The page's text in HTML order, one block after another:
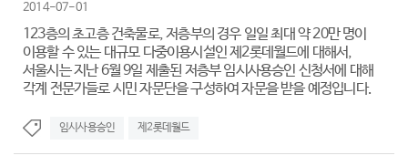
2014-07-01
123층의 초고층 건축물로, 저층부의 경우 일일 최대 약 20만 명이
이용할 수 있는 대규모 다중이용시설인 제2롯데월드에 대해서,
서울시는 지난 6월 9일 제출된 저층부 임시사용승인 신청서에 대해
각계 전문가들로 시민 자문단을 구성하여 자문을 받을 예정입니다.
임시사용승인 제2롯데월드